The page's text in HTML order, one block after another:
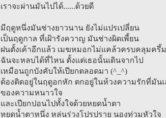
เราจะผ่านมันไปได้......ด้วยดี
มีฤดูหนึ่งมันช่างยาวนาน ยังไม่แปรเปลี่ยน
เป็นฤดูกาล ที่เฝ้ารังควาญ มันช่างผิดเพี้ยน
ฝนตั้งเค้าอีกแล้ว เมฆหมอกไม่แคล้วครบคลุมครึ้
ฉันจะหลบได้ที่ไหน ตั้งแต่เธอนั้นเดินจากไป
เหมือนถูกบังคับให้เปียกตลอดมา (^_^)
ต้องติดอยู่ในฤดูอกหัก ตกอยู่ในห้วงความรักที่มัน
ของความหนาวใจ
และเปียกปอนไปทั้งใจด้วยหยดน้ำตา
หยดน้ำตาหนึ่ง หล่นร่วงโปรปราย นองท่วมหัวใจ